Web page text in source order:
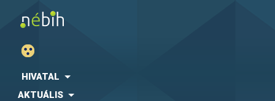
HIVATAL
AKTUÁLIS